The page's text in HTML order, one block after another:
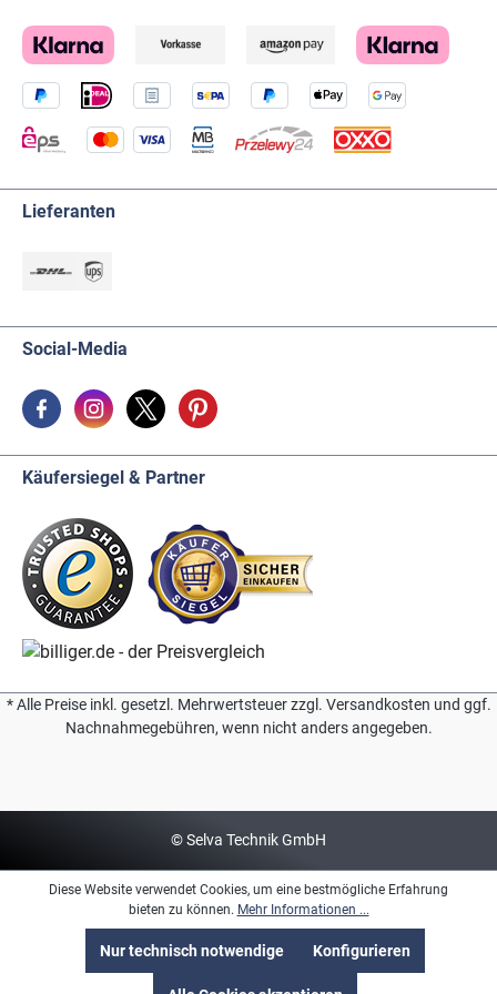
Sn wäre alternativ Tiffany-Patina schwarz
(unsere Referenz 361846) verwendbar, die diese
färbt. Wir sind froh, dass wir Ihnen noch
Zinnpatinen anbieten können, da es heute kaum
noch Firmen gibt, die diese herstellen. Mit
unseren Patinen lassen sich auch Zinnbleche und
Lieferanten
Social-Media
Käufersiegel & Partner
* Alle Preise inkl. gesetzl. Mehrwertsteuer zzgl. Versandkosten und ggf.
Nachnahmegebühren, wenn nicht anders angegeben.
© Selva Technik GmbH
Diese Website verwendet Cookies, um eine bestmögliche Erfahrung
bieten zu können. Mehr Informationen ...
Nur technisch notwendige Konfigurieren